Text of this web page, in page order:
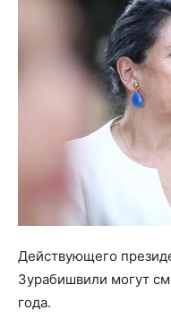
Действующего
Зурабишвили могут
года.